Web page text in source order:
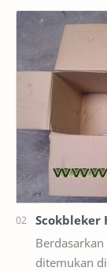
Scokbleker
ditemukan di lapangan